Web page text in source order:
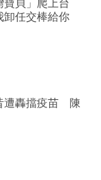
卸任交棒給你
遭轟擋疫苗 陳